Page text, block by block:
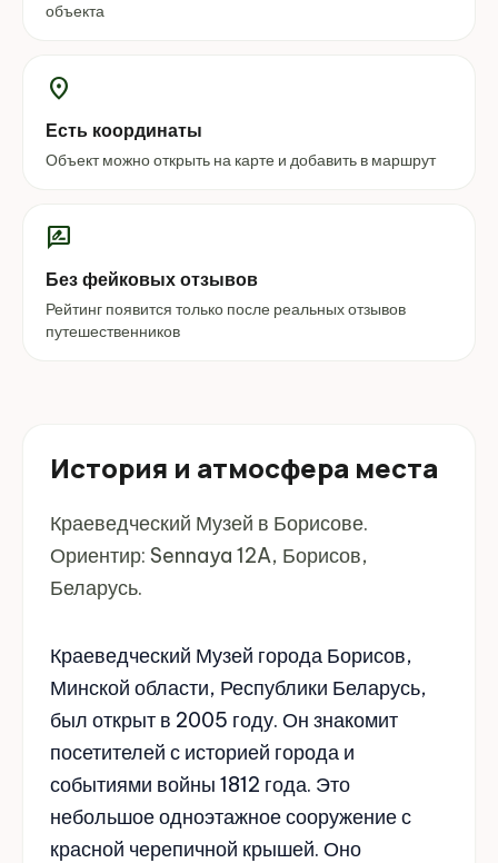
объекта
location_on
Есть координаты
Объект можно открыть на карте и добавить в маршрут
rate_review
Без фейковых отзывов
Рейтинг появится только после реальных отзывов
путешественников
История и атмосфера места
Краеведческий Музей в Борисове.
Ориентир: Sennaya 12A, Борисов,
Беларусь.
Краеведческий Музей города Борисов,
Минской области, Республики Беларусь,
был открыт в 2005 году. Он знакомит
посетителей с историей города и
событиями войны 1812 года. Это
небольшое одноэтажное сооружение с
красной черепичной крышей. Оно